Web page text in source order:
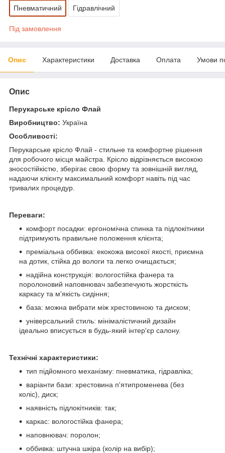
Пневматичний Гідравлічний
Під замовлення
Опис Характеристики Доставка Оплата Умови
Опис
Перукарське крісло Флай
Виробництво: Україна
Особливості:
Перукарське крісло Флай - стильне та комфортне рішення
для робочого місця майстра. Крісло відрізняється високою
зносостійкістю, зберігає свою форму та зовнішній вигляд,
надаючи клієнту максимальний комфорт навіть під час
тривалих процедур.
Переваги:
комфорт посадки: ергономічна спинка та підлокітники
підтримують правильне положення клієнта;
преміальна оббивка: екокожа високої якості, приємна
на дотик, стійка до вологи та легко очищається;
надійна конструкція: вологостійка фанера та
поролоновий наповнювач забезпечують жорсткість
каркасу та м'якість сидіння;
база: можна вибрати між хрестовиною та диском;
універсальний стиль: мінімалістичний дизайн
ідеально вписується в будь-який інтер'єр салону.
Технічні характеристики:
тип підйомного механізму: пневматика, гідравліка;
варіанти бази: хрестовина п'ятипроменева (без
коліс), диск;
наявність підлокітників: так;
каркас: вологостійка фанера;
наповнювач: поролон;
оббивка: штучна шкіра (колір на вибір);